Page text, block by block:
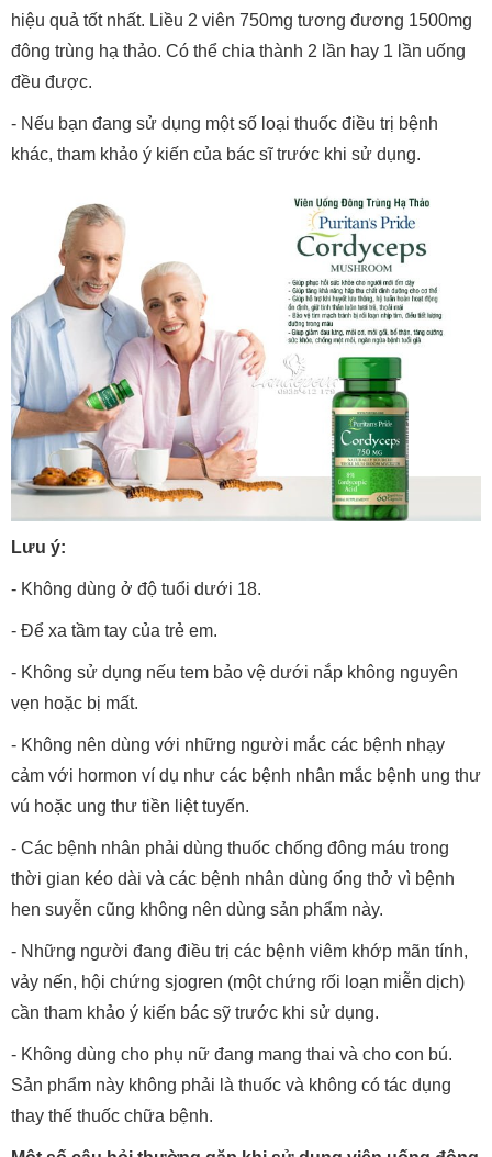
hiệu quả tốt nhất. Liều 2 viên 750mg tương đương 1500mg
đông trùng hạ thảo. Có thể chia thành 2 lần hay 1 lần uống
đều được.
- Nếu bạn đang sử dụng một số loại thuốc điều trị bệnh
khác, tham khảo ý kiến của bác sĩ trước khi sử dụng.
Lưu ý:
- Không dùng ở độ tuổi dưới 18.
- Để xa tầm tay của trẻ em.
- Không sử dụng nếu tem bảo vệ dưới nắp không nguyên
vẹn hoặc bị mất.
- Không nên dùng với những người mắc các bệnh nhạy
cảm với hormon ví dụ như các bệnh nhân mắc bệnh ung thư
vú hoặc ung thư tiền liệt tuyến.
- Các bệnh nhân phải dùng thuốc chống đông máu trong
thời gian kéo dài và các bệnh nhân dùng ống thở vì bệnh
hen suyễn cũng không nên dùng sản phẩm này.
- Những người đang điều trị các bệnh viêm khớp mãn tính,
vảy nến, hội chứng sjogren (một chứng rối loạn miễn dịch)
cần tham khảo ý kiến bác sỹ trước khi sử dụng.
- Không dùng cho phụ nữ đang mang thai và cho con bú.
Sản phẩm này không phải là thuốc và không có tác dụng
thay thế thuốc chữa bệnh.